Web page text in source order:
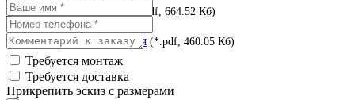
Сертификат ISO_9001 (*.pdf, 664.52 Кб)
Сертификат соответствия (*.pdf, 460.05 Кб)
Требуется монтаж
Требуется доставка
Прикрепить эскиз с размерами